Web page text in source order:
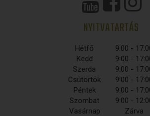
NYITVATARTÁS
Hétfő
9:00 -
Kedd
9:00 -
Szerda
9:00 -
Csütörtök
9:00 -
Péntek
9:00 -
Szombat
9:00 -
Vasárnap
Zárva